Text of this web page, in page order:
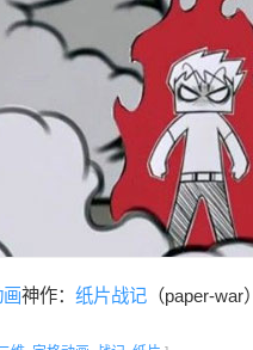
神作： 纸片战记 （paper-war）